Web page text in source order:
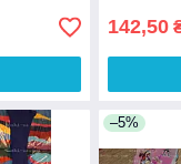
142,50
–5%